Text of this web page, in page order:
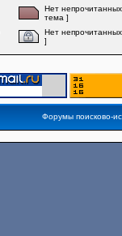
Нет
тема ]
Нет
]
Форумы поисково-